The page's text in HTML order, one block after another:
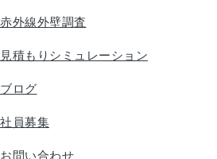
赤外線外壁調査
見積もりシミュレーション
ブログ
社員募集
お問い合わせ